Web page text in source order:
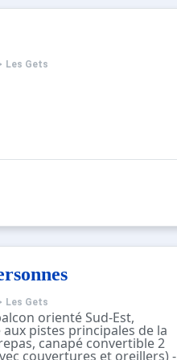
de parking couvert privé
Senséo fournies
Les Gets
Les Gets
orienté Sud-Est,
pistes principales de la
canapé convertible 2
couvertures et oreillers) -